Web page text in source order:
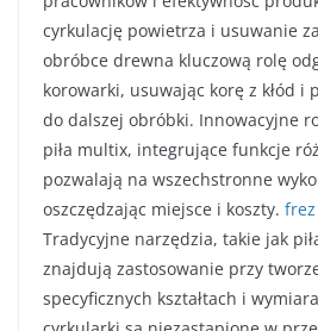
cyrkulację powietrza i usuwanie
obróbce drewna kluczową rolę
korowarki, usuwając korę z kłód i
do dalszej obróbki. Innowacyjne
piła multix, integrujące funkcje
pozwalają na wszechstronne
oszczędzając miejsce i koszty.
Tradycyjne narzędzia, takie jak
znajdują zastosowanie przy
specyficznych kształtach i